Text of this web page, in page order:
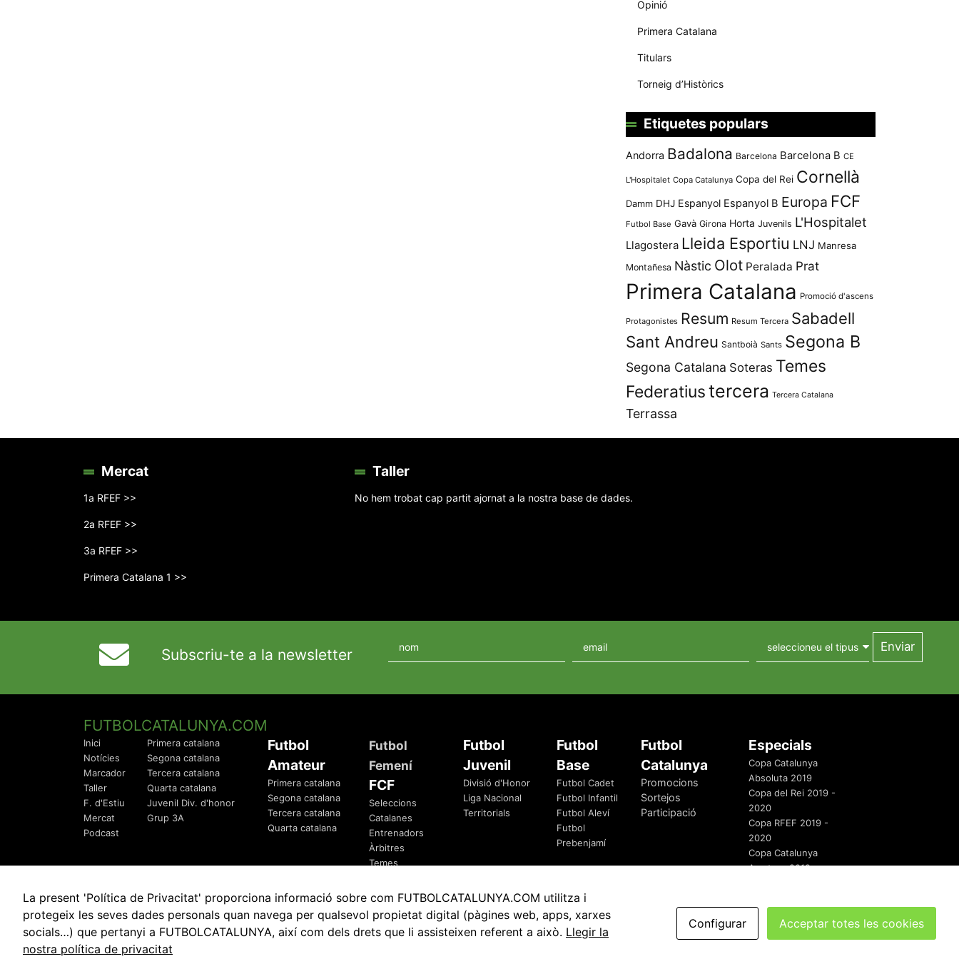
Opinió
Primera Catalana
Titulars
Torneig d’Històrics
Etiquetes populars
Andorra Badalona Barcelona Barcelona B CE
L'Hospitalet Copa Catalunya Copa del Rei Cornellà
Damm DHJ Espanyol Espanyol B Europa FCF
Futbol Base Gavà Girona Horta Juvenils L'Hospitalet
Llagostera Lleida Esportiu LNJ Manresa
Montañesa Nàstic Olot Peralada Prat
Primera Catalana Promoció d'ascens
Protagonistes Resum Resum Tercera Sabadell
Sant Andreu Santboià Sants Segona B
Segona Catalana Soteras Temes
Federatiustercera Tercera Catalana
Terrassa
Mercat
1a RFEF >>
2a RFEF >>
3a RFEF >>
Primera Catalana 1 >>
Taller
No hem trobat cap partit ajornat a la nostra base de dades.
Subscriu-te a la newsletter
FUTBOLCATALUNYA.COM
Inici
Notícies
Marcador
Taller
F. d'Estiu
Mercat
Podcast
Primera catalana
Segona catalana
Tercera catalana
Quarta catalana
Juvenil Div. d'honor
Grup 3A
Futbol
Amateur
Primera catalana
Segona catalana
Tercera catalana
Quarta catalana
Futbol
Femení
FCF
Seleccions
Catalanes
Entrenadors
Àrbitres
Temes
Futbol
Juvenil
Divisió d'Honor
Liga Nacional
Territorials
Futbol
Base
Futbol Cadet
Futbol Infantil
Futbol Aleví
Futbol
Prebenjamí
Futbol
Catalunya
Promocions
Sortejos
Participació
Especials
Copa Catalunya
Absoluta 2019
Copa del Rei 2019 -
2020
Copa RFEF 2019 -
2020
Copa Catalunya
Amateur 2019
© 2010 - 2026 FutbolCatalunya.com Avis Legal Política de Privacitat Política de Cookies redaccio@futbolcatalunya.com
La present 'Política de Privacitat' proporciona informació sobre com FUTBOLCATALUNYA.COM utilitza i
protegeix les seves dades personals quan navega per qualsevol propietat digital (pàgines web, apps, xarxes
socials…) que pertanyi a FUTBOLCATALUNYA, així com dels drets que li assisteixen referent a això. Llegir la
nostra política de privacitat
Configurar Acceptar totes les cookies